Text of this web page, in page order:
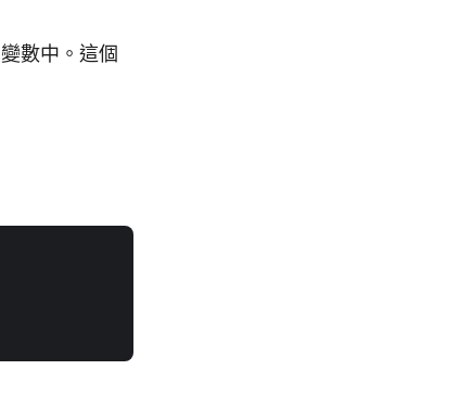
數中。這個